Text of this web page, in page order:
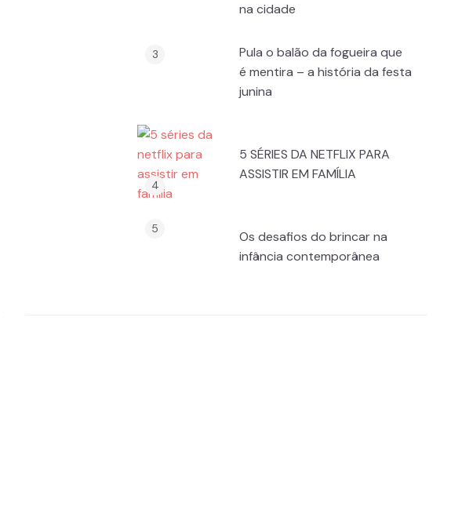
na cidade
Pula o balão da fogueira que
é mentira – a história da festa
junina
5 SÉRIES DA NETFLIX PARA
ASSISTIR EM FAMÍLIA
Os desafios do brincar na
infância contemporânea